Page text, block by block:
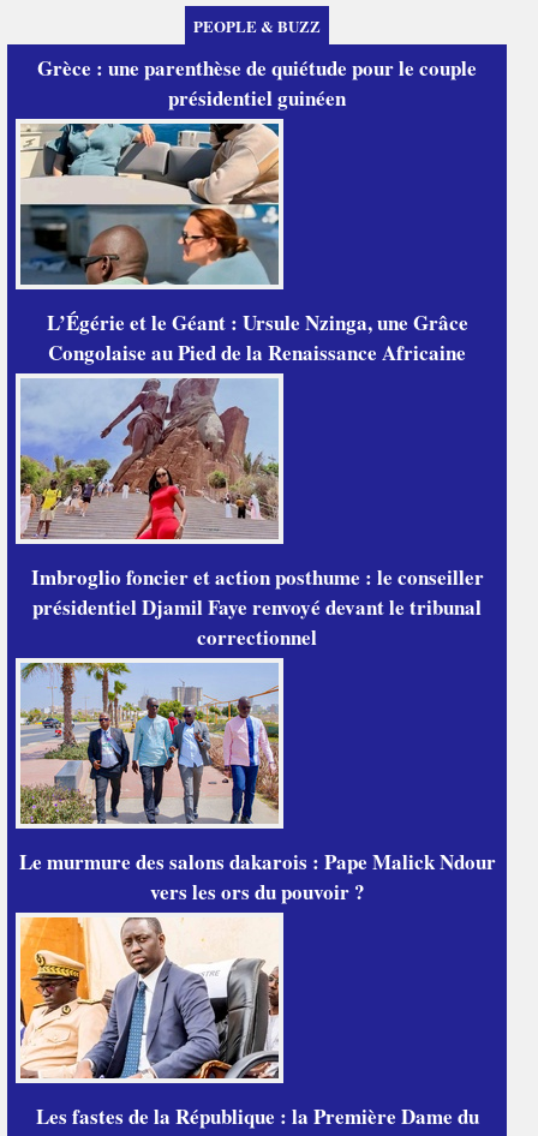
PEOPLE & BUZZ
Grèce : une parenthèse de quiétude pour le couple
présidentiel guinéen
L’Égérie et le Géant : Ursule Nzinga, une Grâce
Congolaise au Pied de la Renaissance Africaine
Imbroglio foncier et action posthume : le conseiller
présidentiel Djamil Faye renvoyé devant le tribunal
correctionnel
Le murmure des salons dakarois : Pape Malick Ndour
vers les ors du pouvoir ?
Les fastes de la République : la Première Dame du